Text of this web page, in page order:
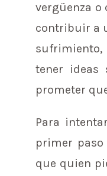
vergüenza o
contribuir a
tener ideas
prometer
Para
primer
que quien